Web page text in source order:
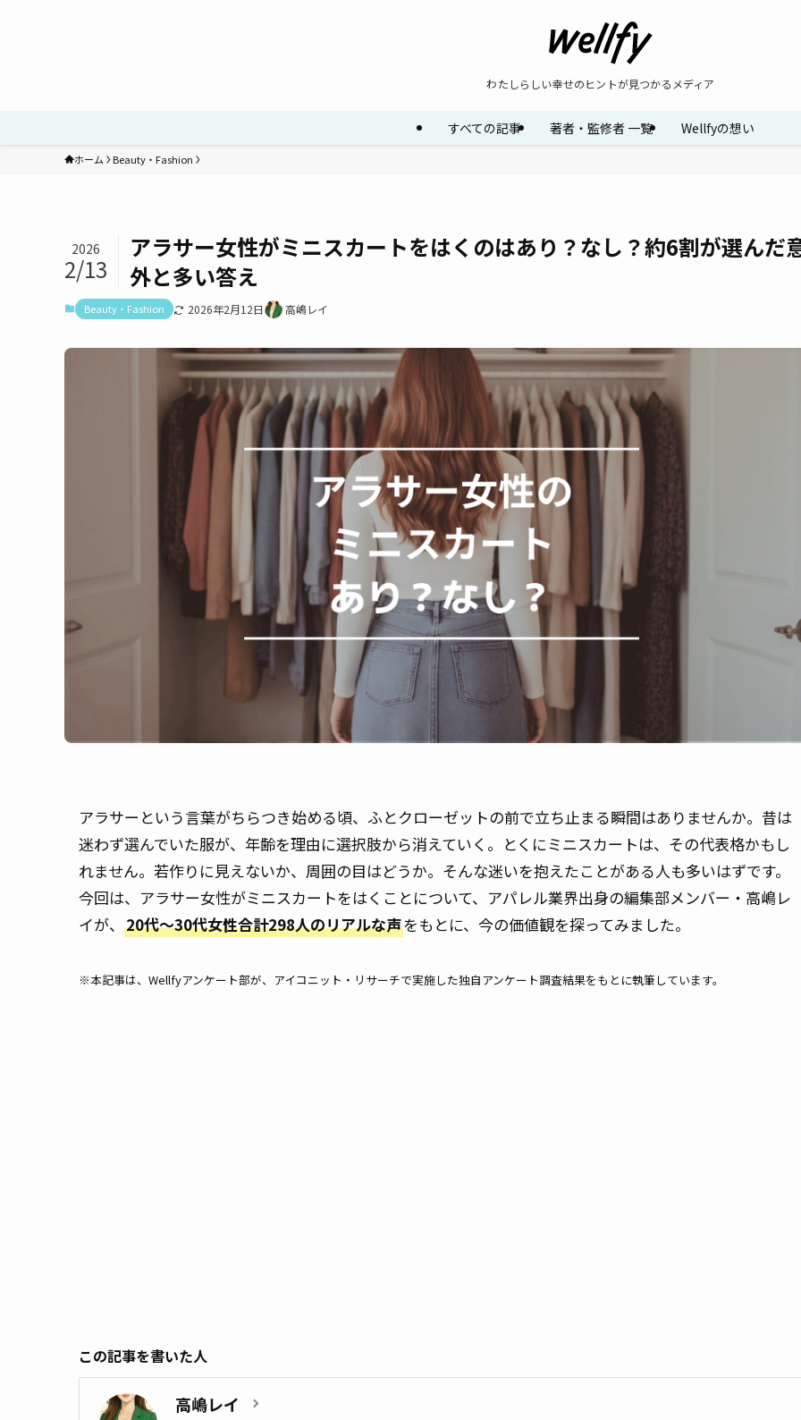
わたしらしい幸せのヒントが見つかるメディア
すべての記事 著者・監修者 一覧 Wellfyの想い
ホーム Beauty・Fashion
アラサー女性がミニスカートをはくのはあり？なし？約6割が選んだ
外と多い答え
2026
2/13
Beauty・Fashion 2026年2月12日 高嶋レイ
アラサーという言葉がちらつき始める頃、ふとクローゼットの前で立ち止まる瞬間はありませんか。昔は
迷わず選んでいた服が、年齢を理由に選択肢から消えていく。とくにミニスカートは、その代表格かもし
れません。若作りに見えないか、周囲の目はどうか。そんな迷いを抱えたことがある人も多いはずです。
今回は、アラサー女性がミニスカートをはくことについて、アパレル業界出身の編集部メンバー・高嶋レ
イが、 20代～30代女性合計298人のリアルな声をもとに、今の価値観を探ってみました。
※本記事は、Wellfyアンケート部が、アイコニット・リサーチで実施した独自アンケート調査結果をもとに執筆しています。
この記事を書いた人
高嶋レイ